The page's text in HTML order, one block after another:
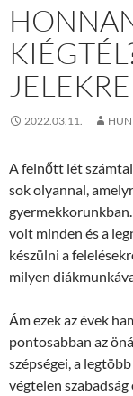
2022.03.11.
A felnőtt lét
sok olyannal,
volt minden és a
készülni a
milyen
Ám ezek az évek
pontosabban az
szépségei, a
végtelen